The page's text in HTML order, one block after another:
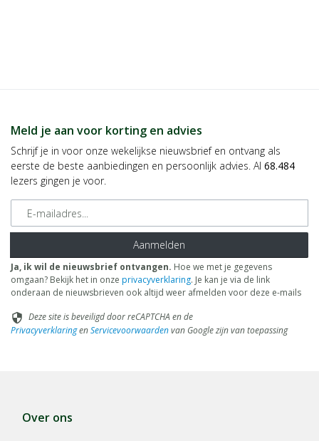
Meld je aan voor korting en advies
Schrijf je in voor onze wekelijkse nieuwsbrief en ontvang als
eerste de beste aanbiedingen en persoonlijk advies. Al 68.484
lezers gingen je voor.
E-mailadres
Aanmelden
Ja, ik wil de nieuwsbrief ontvangen. Hoe we met je gegevens
omgaan? Bekijk het in onze privacyverklaring. Je kan je via de link
onderaan de nieuwsbrieven ook altijd weer afmelden voor deze e-mails
security Deze site is beveiligd door reCAPTCHA en de
PrivacyverklaringenServicevoorwaardenvan Google zijn van toepassing
Over ons